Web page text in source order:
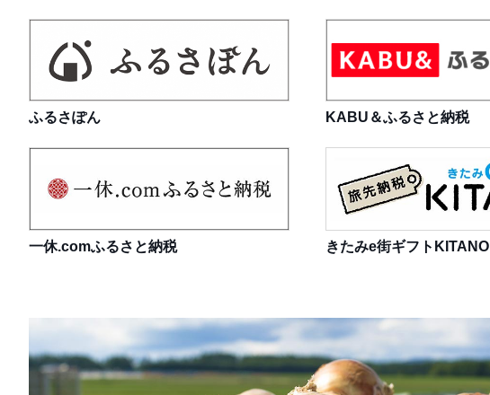
ふるさぽん KABU＆ふるさと納税
一休.comふるさと納税 きたみe街ギフトKITANO